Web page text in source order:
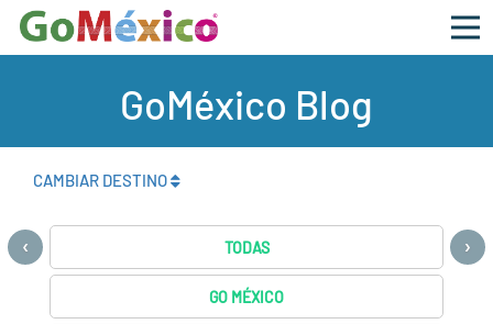
GoMéxico Blog
CAMBIAR DESTINO
TODAS
GO MÉXICO
‹ ›